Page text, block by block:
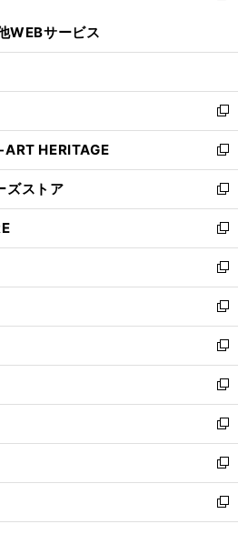
開
ン
ウ
で
開
く
ウ
ン
ド
ウ
で
開
く
WEBサービス
新
し
い
ウ
ィ
ン
ド
ウ
で
開
く
HERITAGE
新
し
い
ウ
ィ
ン
ド
ウ
で
開
く
ズストア
新
し
い
ウ
ィ
ン
ド
ウ
で
開
く
新
し
い
ウ
ィ
ン
ド
ウ
で
開
く
新
し
い
ウ
ィ
ン
ド
ウ
で
開
く
新
し
い
ウ
ィ
ン
ド
ウ
で
開
く
新
し
い
ウ
ィ
ン
ド
ウ
で
開
新
し
い
ウ
ィ
ン
ド
ウ
新
し
い
ウ
ィ
ン
新
し
い
ウ
新
し